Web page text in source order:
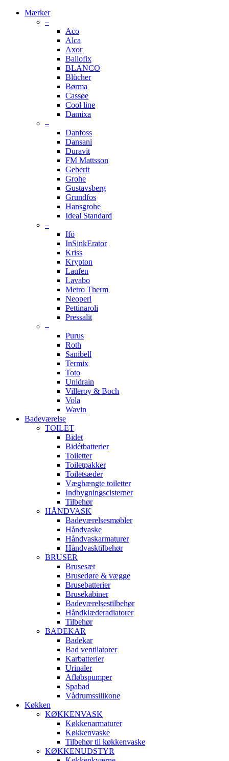
Mærker
–
Aco
Alca
Axor
Ballofix
BLANCO
Blücher
Børma
Cassøe
Cool line
Damixa
–
Danfoss
Dansani
Duravit
FM Mattsson
Geberit
Grohe
Gustavsberg
Grundfos
Hansgrohe
Ideal Standard
–
Ifö
InSinkErator
Kriss
Krypton
Laufen
Lavabo
Metro Therm
Neoperl
Pettinaroli
Pressalit
–
Purus
Roth
Sanibell
Termix
Toto
Unidrain
Villeroy & Boch
Vola
Wavin
Badeværelse
TOILET
Bidet
Bidétbatterier
Toiletter
Toiletpakker
Toiletsæder
Væghængte toiletter
Indbygningscisterner
Tilbehør
HÅNDVASK
Badeværelsesmøbler
Håndvaske
Håndvaskarmaturer
Håndvasktilbehør
BRUSER
Brusesæt
Brusedøre & vægge
Brusebatterier
Brusekabiner
Badeværelsestilbehør
Håndklæderadiatorer
Tilbehør
BADEKAR
Badekar
Bad ventilatorer
Karbatterier
Urinaler
Afløbspumper
Spabad
Vådrumssilikone
Køkken
KØKKENVASK
Køkkenarmaturer
Køkkenvaske
Tilbehør til køkkenvaske
KØKKENUDSTYR